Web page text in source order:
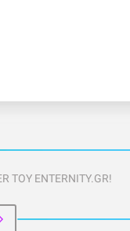
ENTERNITY.GR!